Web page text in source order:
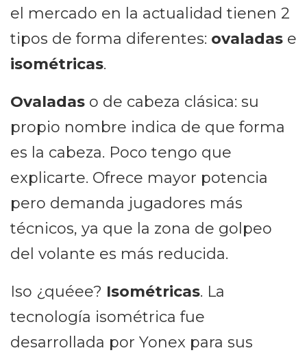
el mercado en la actualidad tienen 2
tipos de forma diferentes: ovaladas e
isométricas.
Ovaladas o de cabeza clásica: su
propio nombre indica de que forma
es la cabeza. Poco tengo que
explicarte. Ofrece mayor potencia
pero demanda jugadores más
técnicos, ya que la zona de golpeo
del volante es más reducida.
Iso ¿quéee? Isométricas. La
tecnología isométrica fue
desarrollada por Yonex para sus